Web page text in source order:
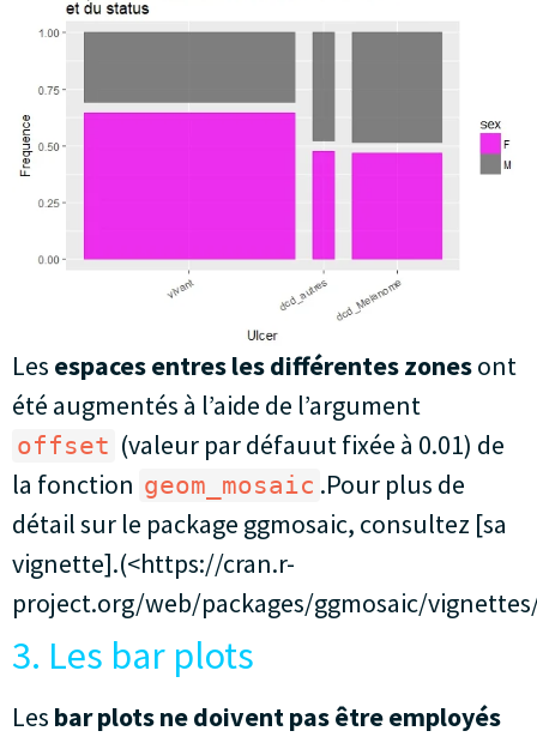
Les espaces entres les différentes zonesont
été augmentés à l’aide de l’argument
offset (valeur par défauut fixée à 0.01) de
la fonction geom_mosaic .Pour plus de
détail sur le package ggmosaic, consultez [sa
vignette].(<https://cran.r-
project.org/web/packages/ggmosaic/
3. Les bar plots
Les bar plots ne doivent pas être employés